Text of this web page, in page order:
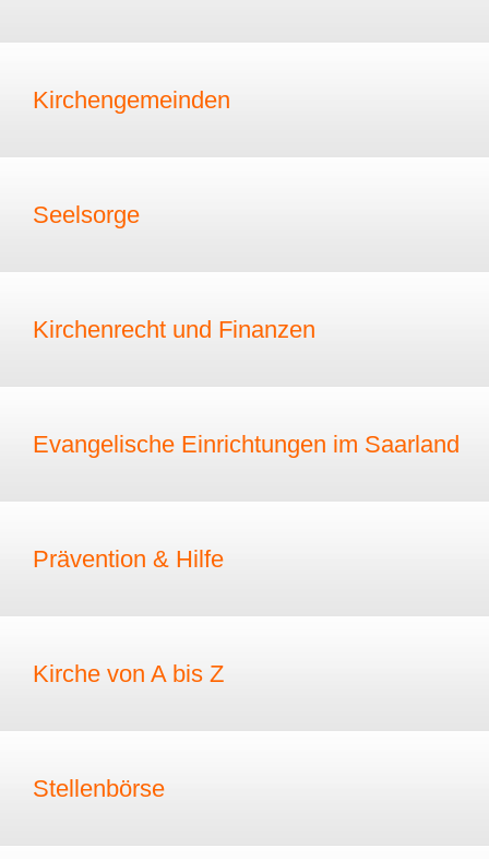
Kirchengemeinden
Seelsorge
Kirchenrecht und Finanzen
Evangelische Einrichtungen im Saarland
Prävention & Hilfe
Kirche von A bis Z
Stellenbörse